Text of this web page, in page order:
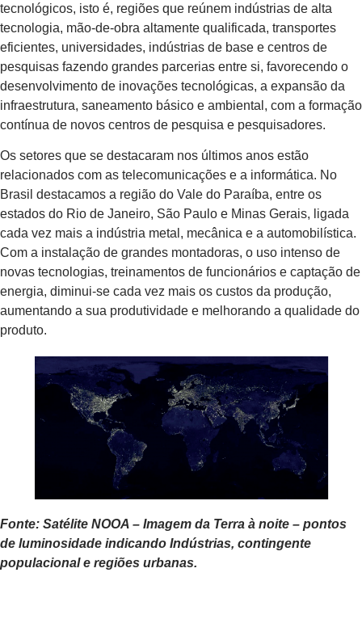
tecnológicos, isto é, regiões que reúnem indústrias de alta
tecnologia, mão-de-obra altamente qualificada, transportes
eficientes, universidades, indústrias de base e centros de
pesquisas fazendo grandes parcerias entre si, favorecendo o
desenvolvimento de inovações tecnológicas, a expansão da
infraestrutura, saneamento básico e ambiental, com a formação
contínua de novos centros de pesquisa e pesquisadores.
Os setores que se destacaram nos últimos anos estão
relacionados com as telecomunicações e a informática. No
Brasil destacamos a região do Vale do Paraíba, entre os
estados do Rio de Janeiro, São Paulo e Minas Gerais, ligada
cada vez mais a indústria metal, mecânica e a automobilística.
Com a instalação de grandes montadoras, o uso intenso de
novas tecnologias, treinamentos de funcionários e captação de
energia, diminui-se cada vez mais os custos da produção,
aumentando a sua produtividade e melhorando a qualidade do
produto.
Fonte: Satélite NOOA – Imagem da Terra à noite – pontos
de luminosidade indicando Indústrias, contingente
populacional e regiões urbanas.